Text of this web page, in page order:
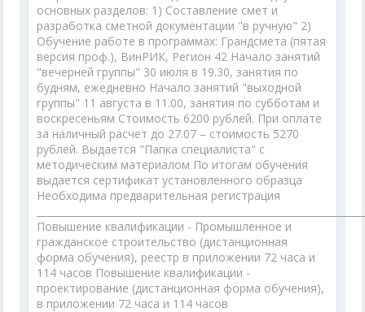
основных разделов: 1) Составление смет и
разработка сметной документации "в ручную" 2)
Обучение работе в программах: Грандсмета (пятая
версия проф.), ВинРИК, Регион 42 Начало занятий
"вечерней группы" 30 июля в 19.30, занятия по
будням, ежедневно Начало занятий "выходной
группы" 11 августа в 11.00, занятия по субботам и
воскресеньям Стоимость 6200 рублей. При оплате
за наличный расчет до 27.07 – стоимость 5270
рублей. Выдается "Папка специалиста" с
методическим материалом По итогам обучения
выдается сертификат установленного образца
Необходима предварительная регистрация
Повышение квалификации - Промышленное и
гражданское строительство (дистанционная
форма обучения), реестр в приложении 72 часа и
114 часов Повышение квалификации -
проектирование (дистанционная форма обучения),
в приложении 72 часа и 114 часов